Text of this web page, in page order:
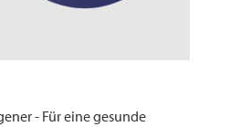
- Für eine gesunde